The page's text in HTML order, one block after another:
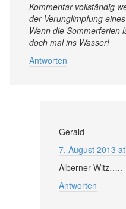
Kommentar vollständig
der Verunglimpfung
Wenn die Sommerferien
doch mal ins Wasser!
Antworten
Gerald
7. August 2013
Alberner Witz…..
Antworten